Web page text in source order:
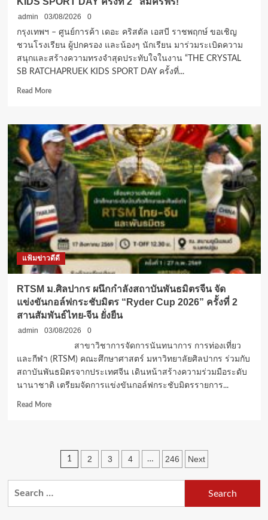
ศึกษา
ไป
สำเร็จ
การ
ศึกษา
สูงสุด
ที่
ความ
สามารถ
และ
ตั้งใจ
ศึกษา
ต่อ
admin 03/08/2026
0
กรุงเทพฯ – ศูนย์การค้า เดอะ คริสตัล เอสบี ราชพฤกษ์ ขอเชิญ
ชวนโรงเรียน ผู้ปกครอง และน้องๆ นักเรียน มาร่วมระเบิดความ
สนุกและสร้างความทรงจำสุดประทับใจในงาน “THE CRYSTAL
SB RATCHAPRUEK KIDS SPORT DAY ครั้งที่...
Read MoreRead
เดอะ
คริสตัล
เอ
สบี
ราชพฤกษ์
ชวน
ปล่อย
พลัง
สุด
มันส์
ใน
งาน
“THE
SB
RATCHAPRUEK
KIDS
SPORT
ที่
2”
สมัคร
แฟ้มข่าวดีดี
RTSM ม.ศิลปากร ผนึกกำลังสถาบันพันธมิตรจีน จัด
แข่งขันกอล์ฟกระชับมิตร “Ryder Cup 2026” ครั้งที่ 2
สานสัมพันธ์ไทย-จีน ยั่งยืน
admin 03/08/2026
0
สาขาวิชาการจัดการนันทนาการ การท่องเที่ยว
และกีฬา (RTSM) คณะศึกษาศาสตร์ มหาวิทยาลัยศิลปากร ร่วมกับ
สถาบันพันธมิตรจากประเทศจีน เดินหน้าสร้างความร่วมมือระดับ
นานาชาติ เตรียมจัดการแข่งขันกอล์ฟกระชับมิตรรายการ...
Read MoreRead
สถาบัน
พันธมิตร
จีน
Posts
pagination
1 2 3 4 … 246 Next